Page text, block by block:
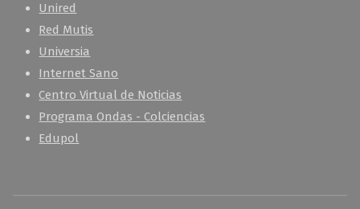
Unired
Red Mutis
Universia
Internet Sano
Centro Virtual de Noticias
Programa Ondas - Colciencias
Edupol